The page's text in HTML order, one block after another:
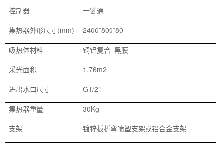
控制器
一键通
集热器外形尺寸(mm)
2400*800*80
吸热体材料
铜铝复合 黑膜
采光面积
1.76m2
进出水口尺寸
G1/2”
集热器重量
30Kg
支架
镀锌板折弯喷塑支架或铝合金支架